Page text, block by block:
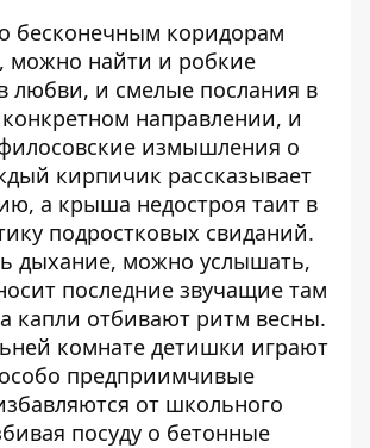
бесконечным коридорам
можно найти и робкие
любви, и смелые послания в
направлении, и
измышления о
кирпичик рассказывает
а крыша недостроя таит в
подростковых свиданий.
дыхание, можно услышать,
последние звучащие там
капли отбивают ритм весны.
комнате детишки играют
предприимчивые
от школьного
посуду о бетонные